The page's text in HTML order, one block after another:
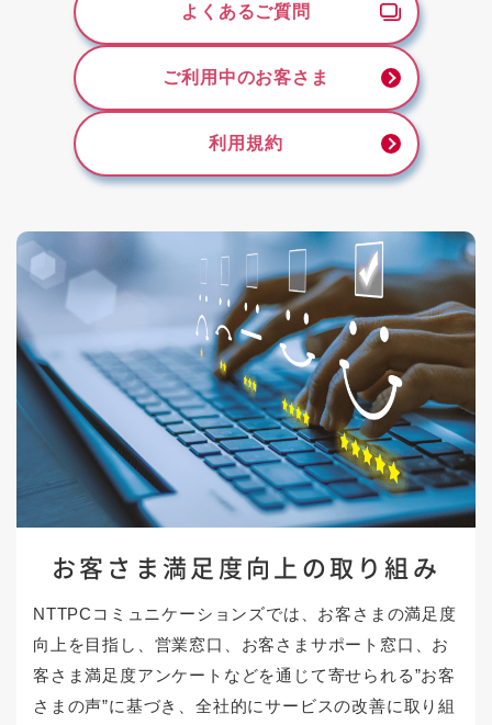
よくあるご質問
ご利用中のお客さま
利用規約
お客さま満足度向上の取り組み
NTTPCコミュニケーションズでは、お客さまの満足度
向上を目指し、営業窓口、お客さまサポート窓口、お
客さま満足度アンケートなどを通じて寄せられる”お客
さまの声”に基づき、全社的にサービスの改善に取り組